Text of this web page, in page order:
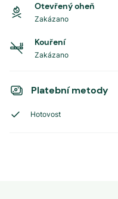
Otevřený oheň
Zakázano
Kouření
Zakázano
Platební metody
Hotovost